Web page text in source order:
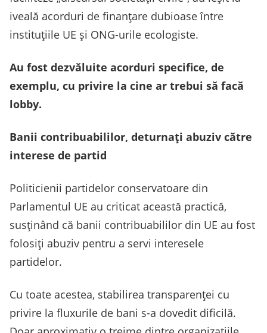
iveală acorduri de finanțare dubioase între
instituțiile UE și ONG-urile ecologiste.
Au fost dezvăluite acorduri specifice, de
exemplu, cu privire la cine ar trebui să facă
lobby.
Banii contribuabililor, deturnați abuziv către
interese de partid
Politicienii partidelor conservatoare din
Parlamentul UE au criticat această practică,
susținând că banii contribuabililor din UE au fost
folosiți abuziv pentru a servi interesele
partidelor.
Cu toate acestea, stabilirea transparenței cu
privire la fluxurile de bani s-a dovedit dificilă.